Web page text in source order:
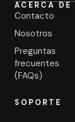
ACERCA DE
Contacto
Nosotros
Preguntas
frecuentes
(FAQs)
SOPORTE